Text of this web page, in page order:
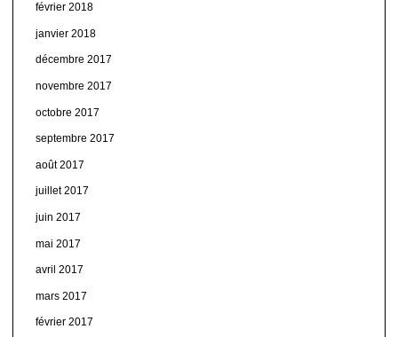
février 2018
janvier 2018
décembre 2017
novembre 2017
octobre 2017
septembre 2017
août 2017
juillet 2017
juin 2017
mai 2017
avril 2017
mars 2017
février 2017